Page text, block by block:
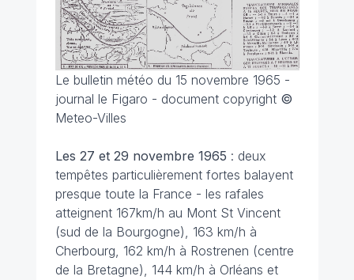
Le bulletin météo du 15 novembre 1965 -
journal le Figaro - document copyright ©
Meteo-Villes
Les 27 et 29 novembre 1965 : deux
tempêtes particulièrement fortes balayent
presque toute la France - les rafales
atteignent 167km/h au Mont St Vincent
(sud de la Bourgogne), 163 km/h à
Cherbourg, 162 km/h à Rostrenen (centre
de la Bretagne), 144 km/h à Orléans et